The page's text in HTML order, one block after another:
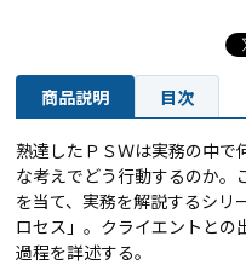
商品説明 目次
熟達したＰＳＷは実務の中で
な考えでどう行動するのか。
を当て、実務を解説するシリ
ロセス」。クライエントと
過程を詳述する。